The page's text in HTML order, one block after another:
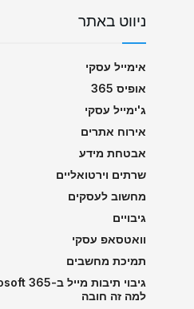
ניווט באתר
אימייל עסקי
אופיס 365
ג'ימייל עסקי
אירוח אתרים
אבטחת מידע
שרתים וירטואליים
מחשוב לעסקים
גיבויים
וואטסאפ עסקי
תמיכת מחשבים
למה זה חובה